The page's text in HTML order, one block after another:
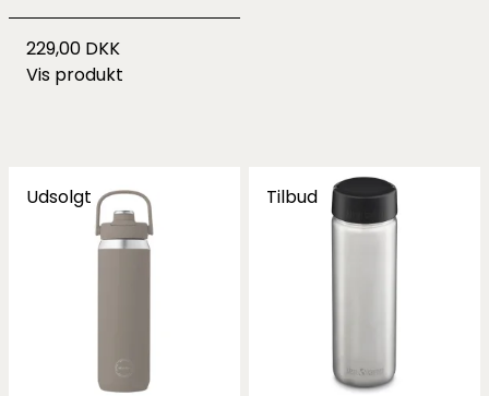
229,00 DKK
Vis produkt
Udsolgt Tilbud